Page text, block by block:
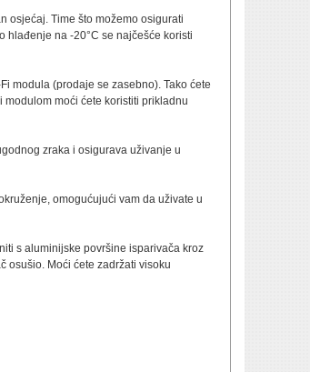
osjećaj. Time što možemo osigurati
na -20°C se najčešće koristi
modula (prodaje se zasebno). Tako ćete
moći ćete koristiti prikladnu
zraka i osigurava uživanje u
omogućujući vam da uživate u
s aluminijske površine isparivača kroz
osušio. Moći ćete zadržati visoku